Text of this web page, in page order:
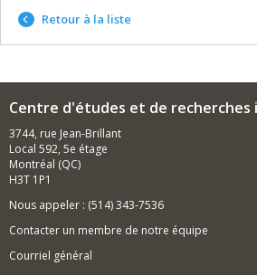
Retour à la liste
Centre d'études et de
3744, rue Jean-Brillant
Local 592, 5e étage
Montréal (QC)
H3T 1P1
Nous appeler : (514) 343-7536
Contacter un membre de notre équipe
Courriel général